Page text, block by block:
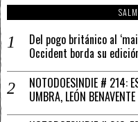
Del pogo británico al
Occident borda su
NOTODOESINDIE # 214:
UMBRA, LEÓN